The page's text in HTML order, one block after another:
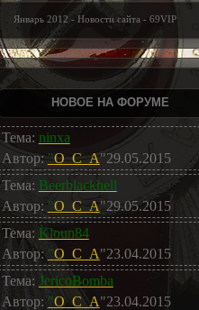
Январь 2012 - Новости сайта - 69VIP
НОВОЕ НА ФОРУМЕ
Тема: ninxa
Автор: "O_C_A"29.05.2015
Тема: Beerblackhell
Автор: "O_C_A"29.05.2015
Тема: Kloun84
Автор: "O_C_A"23.04.2015
Тема: JericoBomba
Автор: "O_C_A"23.04.2015